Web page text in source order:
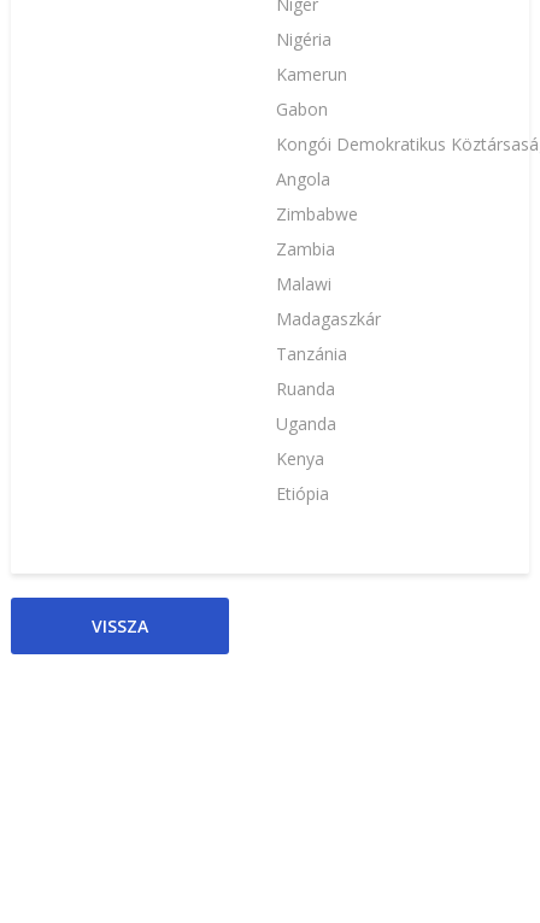
Nigéria
Kamerun
Gabon
Kongói Demokratikus
Angola
Zimbabwe
Zambia
Malawi
Madagaszkár
Tanzánia
Ruanda
Uganda
Kenya
Etiópia